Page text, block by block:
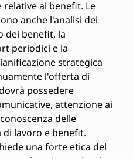
ai benefit. Le
anche l'analisi dei
dei benefit, la
periodici e la
strategica
l'offerta di
possedere
attenzione ai
delle
lavoro e benefit.
una forte etica del